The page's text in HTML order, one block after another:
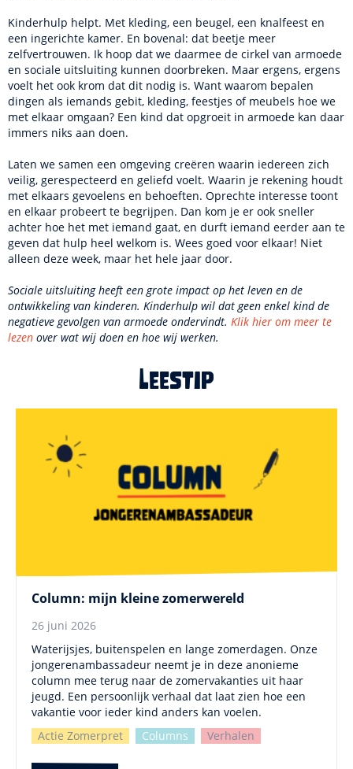
Kinderhulp helpt. Met kleding, een beugel, een knalfeest en
een ingerichte kamer. En bovenal: dat beetje meer
zelfvertrouwen. Ik hoop dat we daarmee de cirkel van armoede
en sociale uitsluiting kunnen doorbreken. Maar ergens, ergens
voelt het ook krom dat dit nodig is. Want waarom bepalen
dingen als iemands gebit, kleding, feestjes of meubels hoe we
met elkaar omgaan? Een kind dat opgroeit in armoede kan daar
immers niks aan doen.
Laten we samen een omgeving creëren waarin iedereen zich
veilig, gerespecteerd en geliefd voelt. Waarin je rekening houdt
met elkaars gevoelens en behoeften. Oprechte interesse toont
en elkaar probeert te begrijpen. Dan kom je er ook sneller
achter hoe het met iemand gaat, en durft iemand eerder aan te
geven dat hulp heel welkom is. Wees goed voor elkaar! Niet
alleen deze week, maar het hele jaar door.
Sociale uitsluiting heeft een grote impact op het leven en de
ontwikkeling van kinderen. Kinderhulp wil dat geen enkel kind de
negatieve gevolgen van armoede ondervindt. Klik hier om meer te
lezen over wat wij doen en hoe wij werken.
Leestip
Column: mijn kleine zomerwereld
26 juni 2026
Waterijsjes, buitenspelen en lange zomerdagen. Onze
jongerenambassadeur neemt je in deze anonieme
column mee terug naar de zomervakanties uit haar
jeugd. Een persoonlijk verhaal dat laat zien hoe een
vakantie voor ieder kind anders kan voelen.
Actie Zomerpret
Columns Verhalen